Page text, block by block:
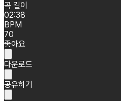
곡 길이
02:38
BPM
70
좋아요
다운로드
공유하기